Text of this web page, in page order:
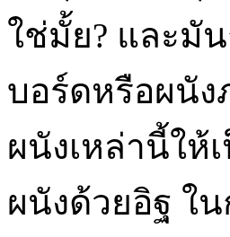
ใช่มั้ย? และมั
บอร์ดหรือผนั
ผนังเหล่านี้ให้
ผนังด้วยอิฐ ใ